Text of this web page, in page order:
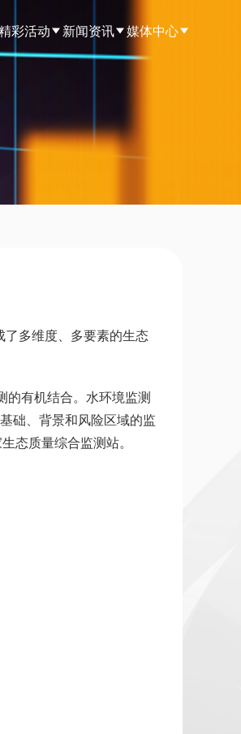
彩活动 新闻资讯 媒体中心
多维度、多要素的生态
的有机结合。水环境监测
础、背景和风险区域的监
态质量综合监测站。